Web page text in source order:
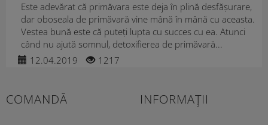
Este adevărat că primăvara este deja în plină desfășurare,
dar oboseala de primăvară vine mână în mână cu aceasta.
Vestea bună este că puteți lupta cu succes cu ea. Atunci
când nu ajută somnul, detoxifierea de primăvară...
12.04.2019
1217
COMANDĂ INFORMAŢII